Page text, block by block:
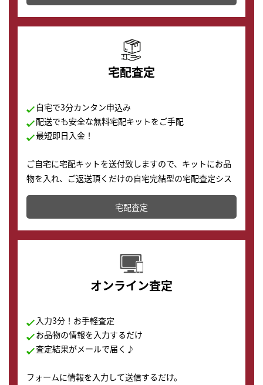
の購入もできます♪
宅配査定
自宅で3分カンタン申込み
配送でも安全な無料宅配キットをご手配
最短即日入金！
ご自宅に宅配キットを送付致しますので、キットにお品
物を入れ、ご返送頂くだけの自宅完結型の宅配査定シス
テムです。
配送でも簡単&安全に査定・買取に出すことが可能で
す。
宅配査定
オンライン査定
入力3分！お手軽査定
お品物の情報を入力するだけ
査定結果がメールで届く♪
フォームに情報を入力して送信するだけ。